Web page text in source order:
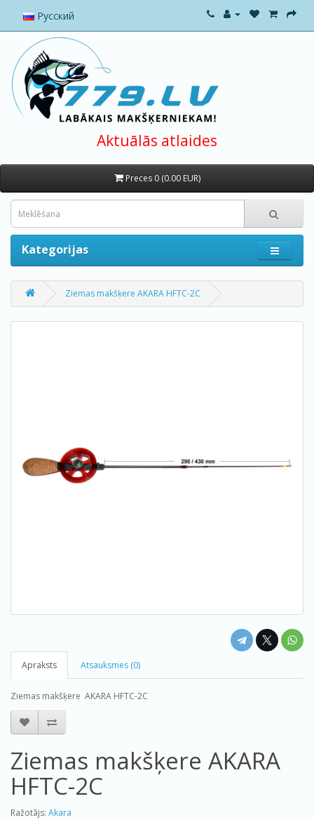
Русский
Aktuālās atlaides
Preces 0 (0.00 EUR)
Kategorijas
Ziemas makšķere AKARA HFTC-2C
Apraksts Atsauksmes (0)
Ziemas makšķere AKARA HFTC-2C
Ziemas makšķere AKARA
HFTC-2C
Ražotājs: Akara